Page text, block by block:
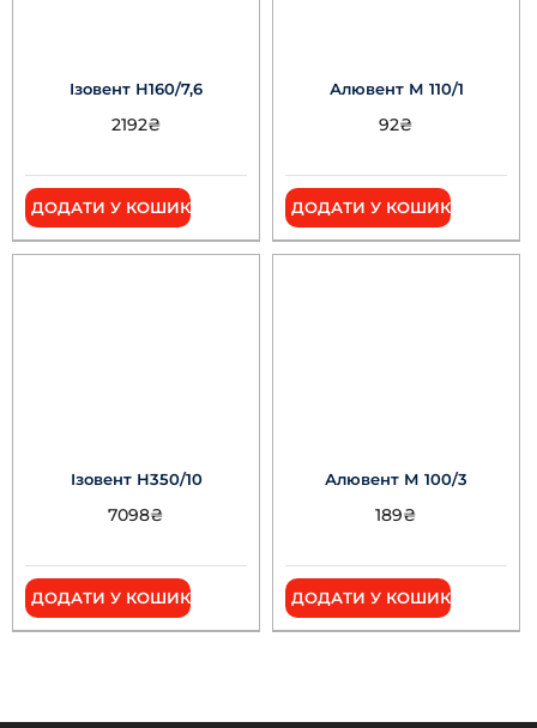
Ізовент Н160/7,6
2192₴
ДОДАТИ У КОШИК
Алювент М 110/1
92₴
ДОДАТИ У КОШИК
Ізовент Н350/10
7098₴
ДОДАТИ У КОШИК
Алювент М 100/3
189₴
ДОДАТИ У КОШИК